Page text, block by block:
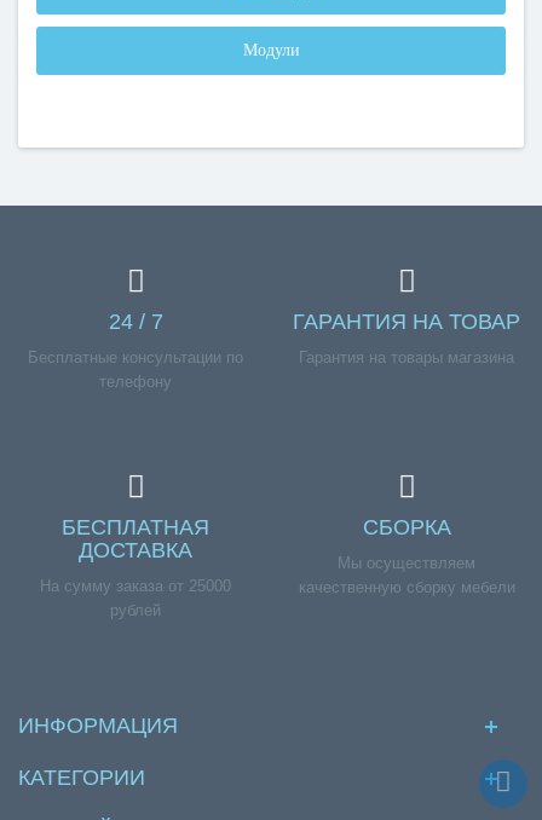
Модули
24 / 7
Бесплатные консультации по
телефону
ГАРАНТИЯ НА ТОВАР
Гарантия на товары магазина
БЕСПЛАТНАЯ
ДОСТАВКА
На сумму заказа от 25000
рублей
СБОРКА
Мы осуществляем
качественную сборку мебели
ИНФОРМАЦИЯ
КАТЕГОРИИ